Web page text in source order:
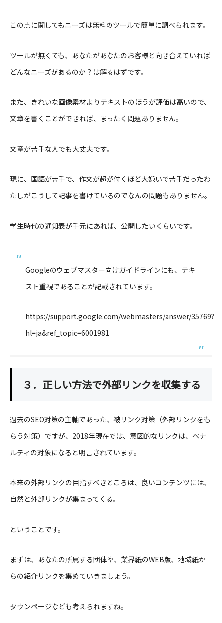
この点に関してもニーズは無料のツールで簡単に調べられます。
ツールが無くても、あなたがあなたのお客様と向き合えていれば
どんなニーズがあるのか？は解るはずです。
また、きれいな画像素材よりテキストのほうが評価は高いので、
文章を書くことができれば、まったく問題ありません。
文章が苦手な人でも大丈夫です。
現に、国語が苦手で、作文が超が付くほど大嫌いで苦手だったわ
たしがこうして記事を書けているのでなんの問題もありません。
学生時代の通知表が手元にあれば、公開したいくらいです。
Googleのウェブマスター向けガイドラインにも、テキ
スト重視であることが記載されています。
https://support.google.com/webmasters/answer/35769?
hl=ja&ref_topic=6001981
３．正しい方法で外部リンクを収集する
過去のSEO対策の主軸であった、被リンク対策（外部リンクをも
らう対策）ですが、2018年現在では、意図的なリンクは、ペナ
ルティの対象になると明言されています。
本来の外部リンクの目指すべきところは、良いコンテンツには、
自然と外部リンクが集まってくる。
ということです。
まずは、あなたの所属する団体や、業界紙のWEB版、地域紙か
らの紹介リンクを集めていきましょう。
タウンページなども考えられますね。